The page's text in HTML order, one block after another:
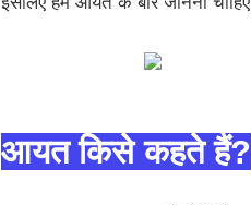
आयत किसे कहते हैं?